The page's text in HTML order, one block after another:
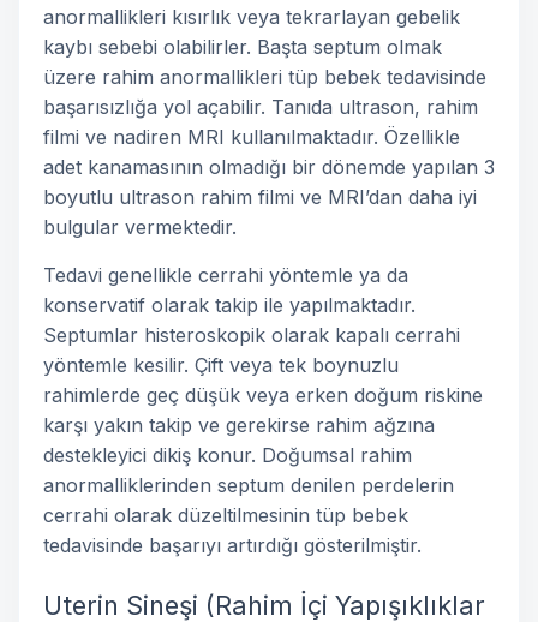
anormallikleri kısırlık veya tekrarlayan gebelik
kaybı sebebi olabilirler. Başta septum olmak
üzere rahim anormallikleri tüp bebek tedavisinde
başarısızlığa yol açabilir. Tanıda ultrason, rahim
filmi ve nadiren MRI kullanılmaktadır. Özellikle
adet kanamasının olmadığı bir dönemde yapılan 3
boyutlu ultrason rahim filmi ve MRI’dan daha iyi
bulgular vermektedir.
Tedavi genellikle cerrahi yöntemle ya da
konservatif olarak takip ile yapılmaktadır.
Septumlar histeroskopik olarak kapalı cerrahi
yöntemle kesilir. Çift veya tek boynuzlu
rahimlerde geç düşük veya erken doğum riskine
karşı yakın takip ve gerekirse rahim ağzına
destekleyici dikiş konur. Doğumsal rahim
anormalliklerinden septum denilen perdelerin
cerrahi olarak düzeltilmesinin tüp bebek
tedavisinde başarıyı artırdığı gösterilmiştir.
Uterin Sineşi (Rahim İçi Yapışıklıklar